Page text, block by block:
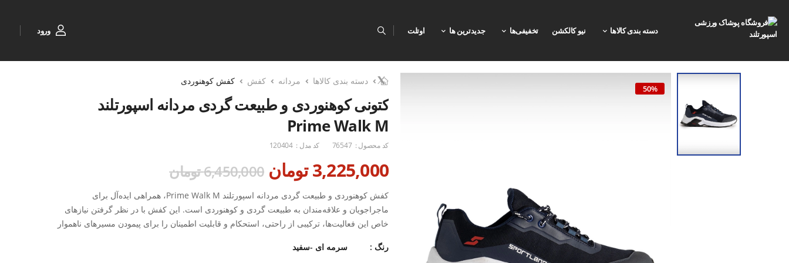
دسته بندی کالاها نیو کالکشن تخفیفی‌ها جدیدترین ها اوتلت ورود
50%
دسته بندی کالاها مردانه کفش کفش کوهنوردی
کتونی کوهنوردی و طبیعت گردی مردانه اسپورتلند
Prime Walk M
کد محصول : 76547 کد مدل : 120404
3,225,000 تومان 6,450,000 تومان
کفش کوهنوردی و طبیعت گردی مردانه اسپورتلند Prime Walk M، همراهی ایده‌آل برای
ماجراجویان و علاقه‌مندان به طبیعت گردی و کوهنوردی است. این کفش با در نظر گرفتن نیازهای
خاص این فعالیت‌ها، ترکیبی از راحتی، استحکام و قابلیت اطمینان را برای پیمودن مسیرهای ناهموار
رنگ : سرمه ای -سفید